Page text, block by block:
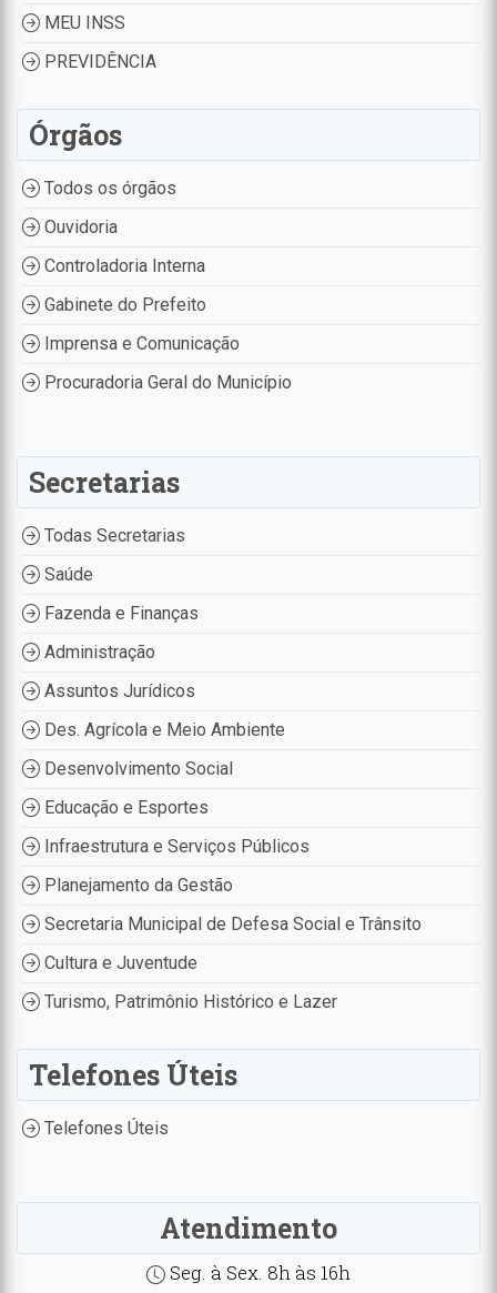
MEU INSS
PREVIDÊNCIA
Órgãos
Todos os órgãos
Ouvidoria
Controladoria Interna
Gabinete do Prefeito
Imprensa e Comunicação
Procuradoria Geral do Município
Secretarias
Todas Secretarias
Saúde
Fazenda e Finanças
Administração
Assuntos Jurídicos
Des. Agrícola e Meio Ambiente
Desenvolvimento Social
Educação e Esportes
Infraestrutura e Serviços Públicos
Planejamento da Gestão
Secretaria Municipal de Defesa Social e Trânsito
Cultura e Juventude
Turismo, Patrimônio Histórico e Lazer
Telefones Úteis
Telefones Úteis
Atendimento
Seg. à Sex. 8h às 16h